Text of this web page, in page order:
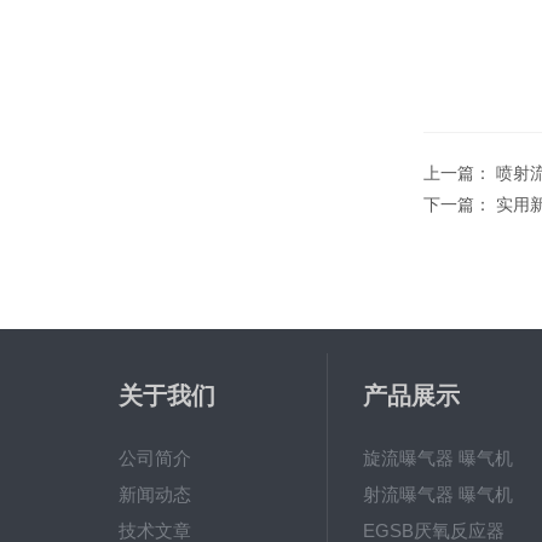
上一篇： 喷射
下一篇： 实用
关于我们
公司简介
新闻动态
技术文章
产品展示
旋流曝气器 曝气机
射流曝气器 曝气机
EGSB厌氧反应器